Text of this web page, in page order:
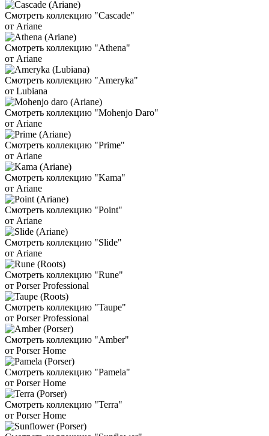
Смотреть коллекцию "Cascade"
от Ariane
Смотреть коллекцию "Athena"
от Ariane
Смотреть коллекцию "Ameryka"
от Lubiana
Смотреть коллекцию "Mohenjo Daro"
от Ariane
Смотреть коллекцию "Prime"
от Ariane
Смотреть коллекцию "Kama"
от Ariane
Смотреть коллекцию "Point"
от Ariane
Смотреть коллекцию "Slide"
от Ariane
Смотреть коллекцию "Rune"
от Porser Professional
Смотреть коллекцию "Taupe"
от Porser Professional
Смотреть коллекцию "Amber"
от Porser Home
Смотреть коллекцию "Pamela"
от Porser Home
Смотреть коллекцию "Terra"
от Porser Home